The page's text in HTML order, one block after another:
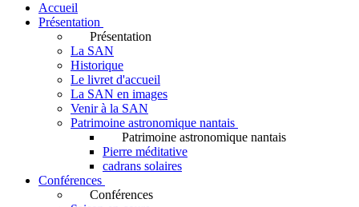
Accueil
Présentation
Présentation
La SAN
Historique
Le livret d'accueil
La SAN en images
Venir à la SAN
Patrimoine astronomique nantais
Patrimoine astronomique nantais
Pierre méditative
cadrans solaires
Conférences
Conférences